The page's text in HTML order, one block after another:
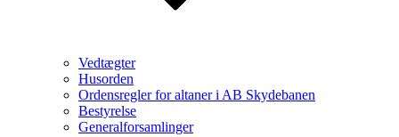
Vedtægter
Husorden
Ordensregler for altaner i AB Skydebanen
Bestyrelse
Generalforsamlinger